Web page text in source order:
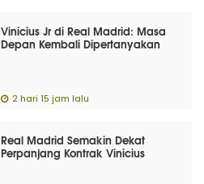
Vinicius Jr di Real Madrid: Masa
Depan Kembali Dipertanyakan
2 hari 15 jam lalu
Real Madrid Semakin Dekat
Perpanjang Kontrak Vinicius